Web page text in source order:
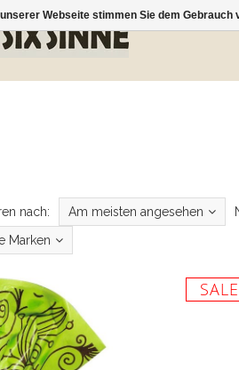
nach: Am meisten angesehen
Marken
SALE
Webseite stimmen Sie dem